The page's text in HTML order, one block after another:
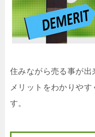
住みながら売る事が
メリットをわかりや
す。